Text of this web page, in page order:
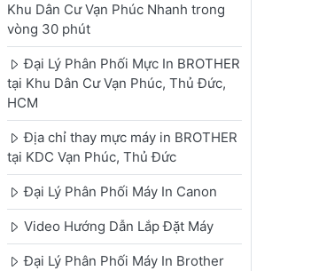
Khu Dân Cư Vạn Phúc Nhanh trong
vòng 30 phút
Đại Lý Phân Phối Mực In BROTHER
tại Khu Dân Cư Vạn Phúc, Thủ Đức,
HCM
Địa chỉ thay mực máy in BROTHER
tại KDC Vạn Phúc, Thủ Đức
Đại Lý Phân Phối Máy In Canon
Video Hướng Dẫn Lắp Đặt Máy
Đại Lý Phân Phối Máy In Brother